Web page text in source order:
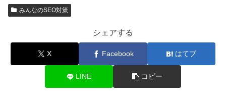
みんなのSEO対策
シェアする
X Facebook はてブ
LINE コピー